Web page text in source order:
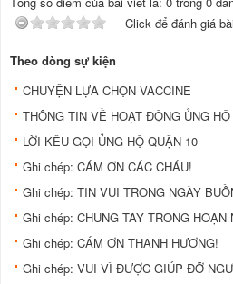
Click để đánh giá
Theo dòng sự kiện
CHUYỆN LỰA CHỌN VACCINE
THÔNG TIN VỀ HOẠT ĐỘNG ỦNG
LỜI KÊU GỌI ỦNG HỘ QUẬN 10
Ghi chép: CÁM ƠN CÁC CHÁU!
Ghi chép: TIN VUI TRONG NGÀY
Ghi chép: CHUNG TAY TRONG HOẠN
Ghi chép: CÁM ƠN THANH HƯƠNG!
Ghi chép: VUI VÌ ĐƯỢC GIÚP ĐỠ